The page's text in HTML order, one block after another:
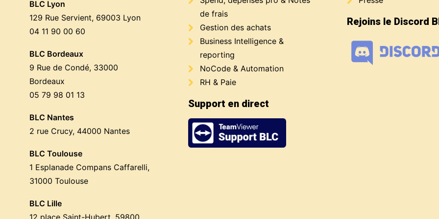
BLC Lyon
129 Rue Servient, 69003 Lyon
04 11 90 00 60
BLC Bordeaux
9 Rue de Condé, 33000
Bordeaux
05 79 98 01 13
BLC Nantes
2 rue Crucy, 44000 Nantes
BLC Toulouse
1 Esplanade Compans Caffarelli,
31000 Toulouse
BLC Lille
12 place Saint-Hubert, 59800
de frais
Gestion des achats
Business Intelligence &
reporting
NoCode & Automation
RH & Paie
Support en direct
Rejoins le Discord